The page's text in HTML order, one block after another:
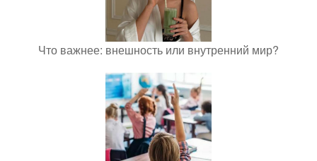
Что важнее: внешность или внутренний мир?